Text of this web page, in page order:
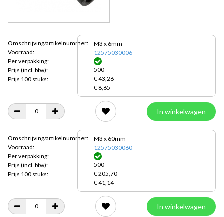
Omschrijving/artikelnummer:
Voorraad:
Per verpakking:
Prijs (incl. btw):
Prijs 100 stuks:
M3 x 6mm
12575030006
500
€ 43,26
€ 8,65
In winkelwagen
Omschrijving/artikelnummer:
Voorraad:
Per verpakking:
Prijs (incl. btw):
Prijs 100 stuks:
M3 x 60mm
12575030060
500
€ 205,70
€ 41,14
In winkelwagen